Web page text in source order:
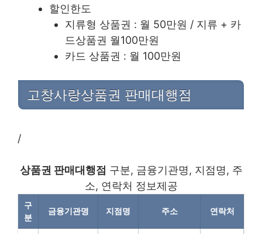
할인한도
지류형 상품권 : 월 50만원 / 지류 + 카
드상품권 월100만원
카드 상품권 : 월 100만원
고창사랑상품권 판매대행점
/
상품권 판매대행점 구분, 금융기관명, 지점명, 주
소, 연락처 정보제공
구
분
금융기관명 지점명 주소 연락처